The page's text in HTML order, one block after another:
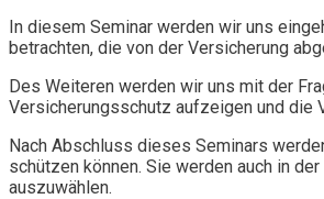
In diesem Seminar werden wir uns
betrachten, die von der Versicherung
Des Weiteren werden wir uns mit der
Versicherungsschutz aufzeigen und die
Nach Abschluss dieses Seminars
schützen können. Sie werden auch in
auszuwählen.